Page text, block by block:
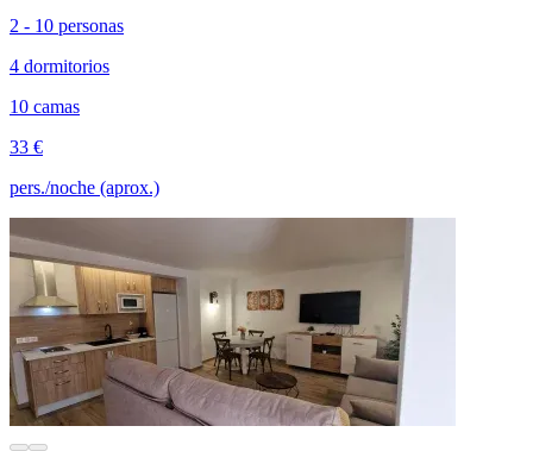
2 - 10 personas
4 dormitorios
10 camas
33 €
pers./noche (aprox.)